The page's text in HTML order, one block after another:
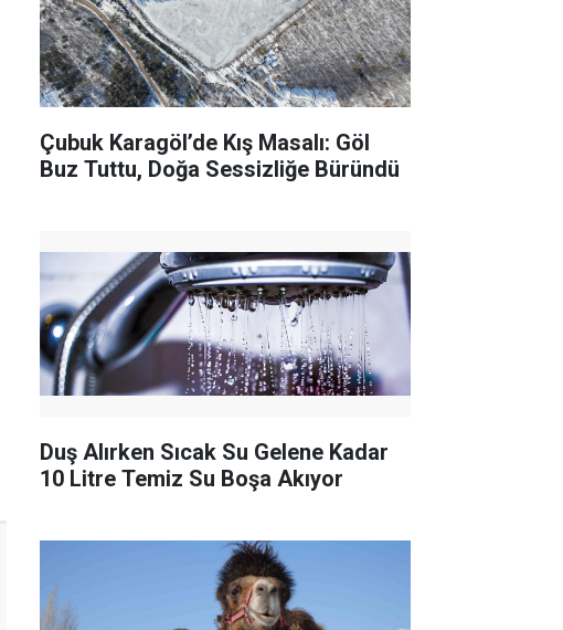
Çubuk Karagöl’de Kış Masalı: Göl
Buz Tuttu, Doğa Sessizliğe Büründü
Duş Alırken Sıcak Su Gelene Kadar
10 Litre Temiz Su Boşa Akıyor